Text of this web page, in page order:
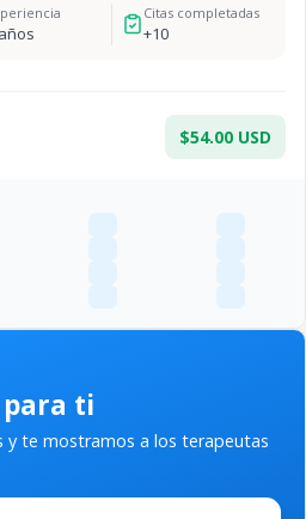
años
Citas completadas
+10
$54.00 USD
para ti
y te mostramos a los terapeutas